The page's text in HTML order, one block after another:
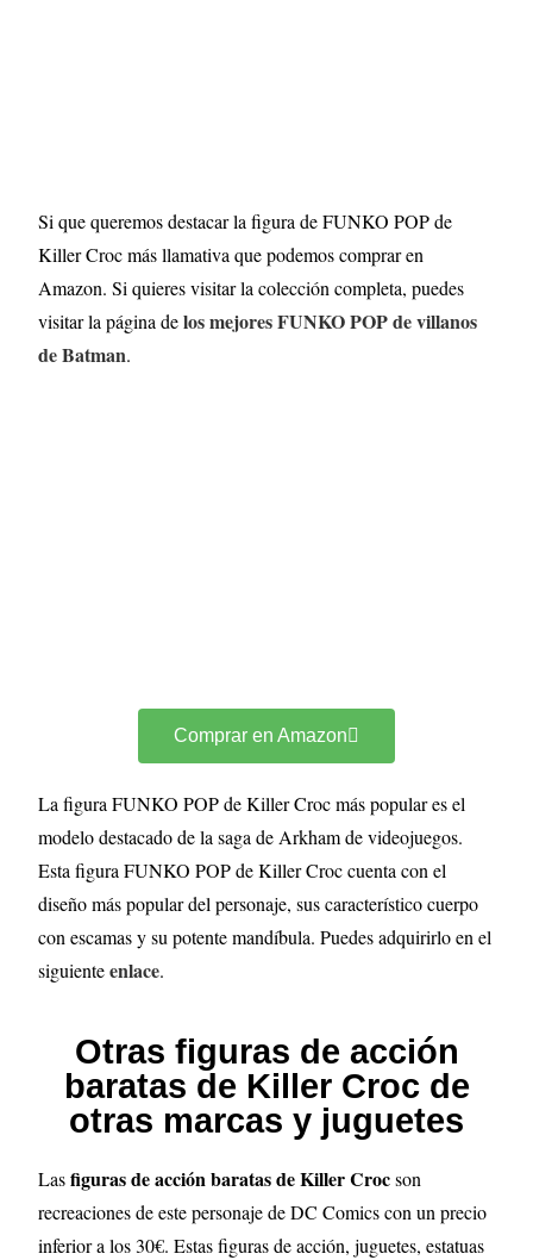
Si que queremos destacar la figura de FUNKO POP de
Killer Croc más llamativa que podemos comprar en
Amazon. Si quieres visitar la colección completa, puedes
visitar la página delos mejores FUNKO POP de villanos
de Batman.
Comprar en Amazon
La figura FUNKO POP de Killer Croc más popular es el
modelo destacado de la saga de Arkham de videojuegos.
Esta figura FUNKO POP de Killer Croc cuenta con el
diseño más popular del personaje, sus característico cuerpo
con escamas y su potente mandíbula. Puedes adquirirlo en el
siguienteenlace.
Otras figuras de acción
baratas de Killer Croc de
otras marcas y juguetes
Lasfiguras de acción baratas de Killer Crocson
recreaciones de este personaje de DC Comics con un precio
inferior a los 30€. Estas figuras de acción, juguetes, estatuas